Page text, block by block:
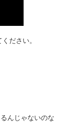
ださい。
んじゃないのな